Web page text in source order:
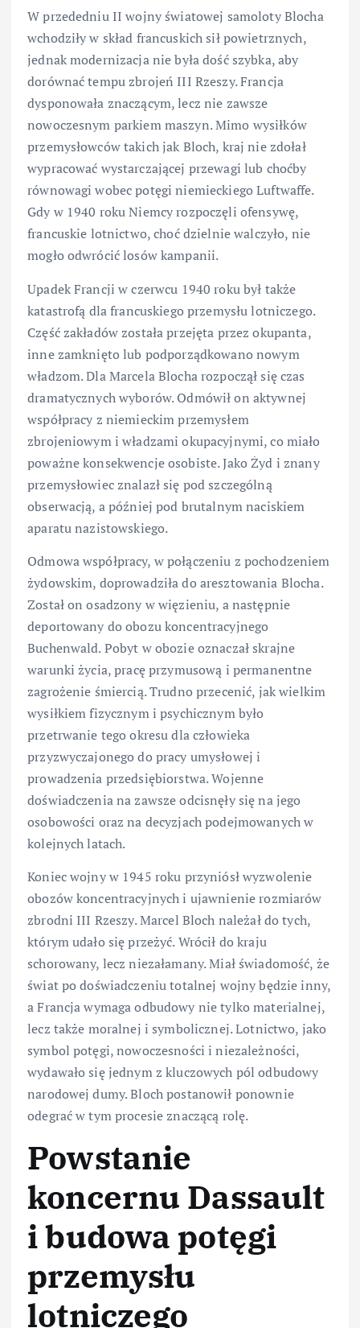
W przededniu II wojny światowej samoloty Blocha
wchodziły w skład francuskich sił powietrznych,
jednak modernizacja nie była dość szybka, aby
dorównać tempu zbrojeń III Rzeszy. Francja
dysponowała znaczącym, lecz nie zawsze
nowoczesnym parkiem maszyn. Mimo wysiłków
przemysłowców takich jak Bloch, kraj nie zdołał
wypracować wystarczającej przewagi lub choćby
równowagi wobec potęgi niemieckiego Luftwaffe.
Gdy w 1940 roku Niemcy rozpoczęli ofensywę,
francuskie lotnictwo, choć dzielnie walczyło, nie
mogło odwrócić losów kampanii.
Upadek Francji w czerwcu 1940 roku był także
katastrofą dla francuskiego przemysłu lotniczego.
Część zakładów została przejęta przez okupanta,
inne zamknięto lub podporządkowano nowym
władzom. Dla Marcela Blocha rozpoczął się czas
dramatycznych wyborów. Odmówił on aktywnej
współpracy z niemieckim przemysłem
zbrojeniowym i władzami okupacyjnymi, co miało
poważne konsekwencje osobiste. Jako Żyd i znany
przemysłowiec znalazł się pod szczególną
obserwacją, a później pod brutalnym naciskiem
aparatu nazistowskiego.
Odmowa współpracy, w połączeniu z pochodzeniem
żydowskim, doprowadziła do aresztowania Blocha.
Został on osadzony w więzieniu, a następnie
deportowany do obozu koncentracyjnego
Buchenwald. Pobyt w obozie oznaczał skrajne
warunki życia, pracę przymusową i permanentne
zagrożenie śmiercią. Trudno przecenić, jak wielkim
wysiłkiem fizycznym i psychicznym było
przetrwanie tego okresu dla człowieka
przyzwyczajonego do pracy umysłowej i
prowadzenia przedsiębiorstwa. Wojenne
doświadczenia na zawsze odcisnęły się na jego
osobowości oraz na decyzjach podejmowanych w
kolejnych latach.
Koniec wojny w 1945 roku przyniósł wyzwolenie
obozów koncentracyjnych i ujawnienie rozmiarów
zbrodni III Rzeszy. Marcel Bloch należał do tych,
którym udało się przeżyć. Wrócił do kraju
schorowany, lecz niezałamany. Miał świadomość, że
świat po doświadczeniu totalnej wojny będzie inny,
a Francja wymaga odbudowy nie tylko materialnej,
lecz także moralnej i symbolicznej. Lotnictwo, jako
symbol potęgi, nowoczesności i niezależności,
wydawało się jednym z kluczowych pól odbudowy
narodowej dumy. Bloch postanowił ponownie
odegrać w tym procesie znaczącą rolę.
Powstanie
koncernu Dassault
i budowa potęgi
przemysłu
lotniczego